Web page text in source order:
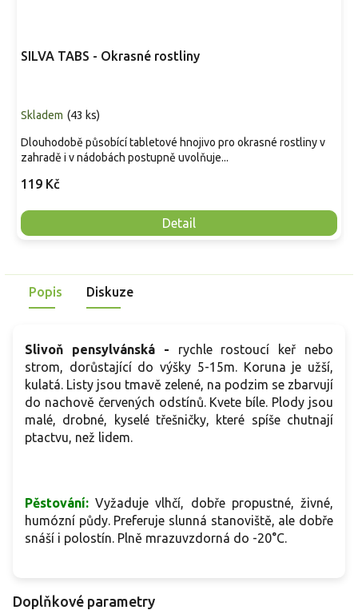
SILVA TABS - Okrasné rostliny
Skladem (43 ks)
119 Kč
Detail
Dlouhodobě působící tabletové hnojivo pro okrasné rostliny v
zahradě i v nádobách postupně uvolňuje...
Popis Diskuze
Slivoň pensylvánská - rychle rostoucí keř nebo
strom, dorůstající do výšky 5-15m. Koruna je užší,
kulatá. Listy jsou tmavě zelené, na podzim se zbarvují
do nachově červených odstínů. Kvete bíle. Plody jsou
malé, drobné, kyselé třešničky, které spíše chutnají
ptactvu, než lidem.
Pěstování: Vyžaduje vlhčí, dobře propustné, živné,
humózní půdy. Preferuje slunná stanoviště, ale dobře
snáší i polostín. Plně mrazuvzdorná do -20°C.
Doplňkové parametry